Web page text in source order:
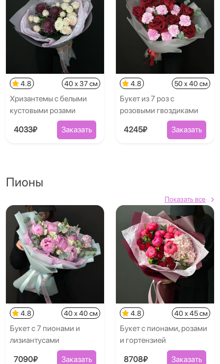
4.8 40 x 37 см
Хризантемы с белыми
кустовыми розами
4033₽ Заказать
4.8 50 x 40 см
Букет из 7 роз с
розовыми гвоздиками
4245₽ Заказать
Пионы
Показать все
4.8 40 x 40 см
Букет с 7 пионами и
лизиантусами
7090₽ Заказать
4.8 40 x 45 см
Букет с пионами, розами
и гортензией
8708₽ Заказать